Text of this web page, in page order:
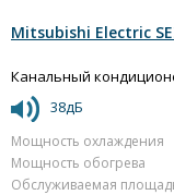
Mitsubishi Electric
Канальный
38дБ
Мощность охлаждения
Мощность обогрева
Обслуживаемая